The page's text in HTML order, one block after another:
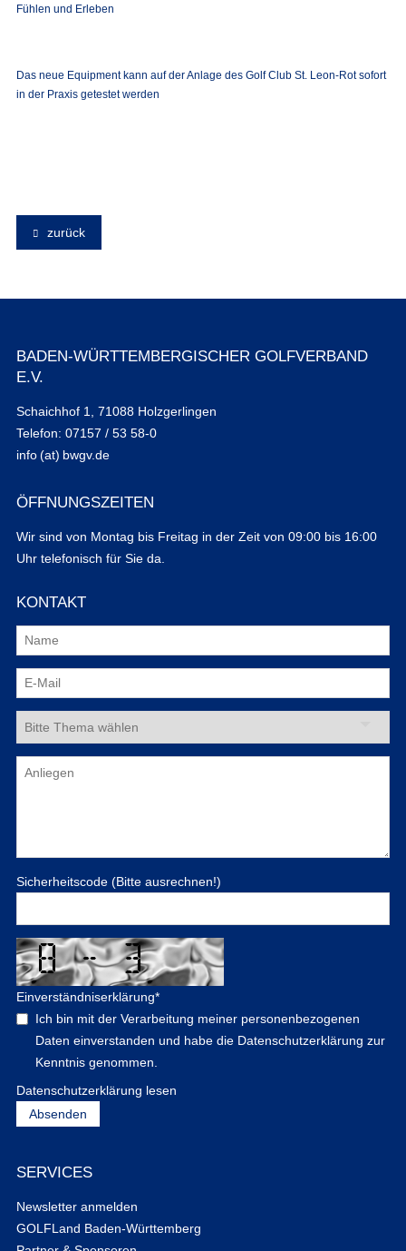
Fühlen und Erleben
Das neue Equipment kann auf der Anlage des Golf Club St. Leon-Rot sofort
in der Praxis getestet werden
zurück
BADEN-WÜRTTEMBERGISCHER GOLFVERBAND
E.V.
Schaichhof 1, 71088 Holzgerlingen
Telefon: 07157 / 53 58-0
info (at) bwgv.de
ÖFFNUNGSZEITEN
Wir sind von Montag bis Freitag in der Zeit von 09:00 bis 16:00
Uhr telefonisch für Sie da.
KONTAKT
Sicherheitscode (Bitte ausrechnen!)
Einverständniserklärung*
Ich bin mit der Verarbeitung meiner personenbezogenen
Daten einverstanden und habe die Datenschutzerklärung zur
Kenntnis genommen.
Datenschutzerklärung lesen
SERVICES
Newsletter anmelden
GOLFLand Baden-Württemberg